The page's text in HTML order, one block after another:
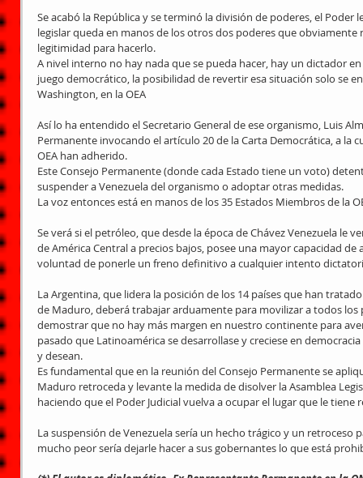
Se acabó la República y se terminó la división de poderes, el
legislar queda en manos de los otros dos poderes que
legitimidad para hacerlo.
A nivel interno no hay nada que se pueda hacer, hay un dictador
juego democrático, la posibilidad de revertir esa situación solo se
Washington, en la OEA
Así lo ha entendido el Secretario General de ese organismo, Luis
Permanente invocando el artículo 20 de la Carta Democrática, a la
OEA han adherido.
Este Consejo Permanente (donde cada Estado tiene un voto)
suspender a Venezuela del organismo o adoptar otras medidas.
La voz entonces está en manos de los 35 Estados Miembros de la
Se verá si el petróleo, que desde la época de Chávez Venezuela le
de América Central a precios bajos, posee una mayor capacidad
voluntad de ponerle un freno definitivo a cualquier intento
La Argentina, que lidera la posición de los 14 países que han
de Maduro, deberá trabajar arduamente para movilizar a todos los
demostrar que no hay más margen en nuestro continente para
pasado que Latinoamérica se desarrollase y creciese en
y desean.
Es fundamental que en la reunión del Consejo Permanente se
Maduro retroceda y levante la medida de disolver la Asamblea
haciendo que el Poder Judicial vuelva a ocupar el lugar que le tiene
La suspensión de Venezuela sería un hecho trágico y un
mucho peor sería dejarle hacer a sus gobernantes lo que está